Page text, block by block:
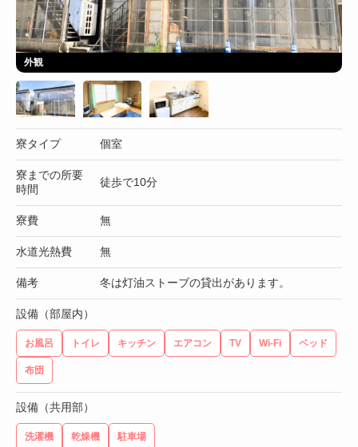
外観
寮タイプ 個室
寮までの所要
時間
徒歩で10分
寮費 無
水道光熱費 無
備考 冬は灯油ストーブの貸出があります。
設備（部屋内）
お風呂 トイレ キッチン エアコン TV Wi-Fi ベッド
布団
設備（共用部）
洗濯機 乾燥機 駐車場